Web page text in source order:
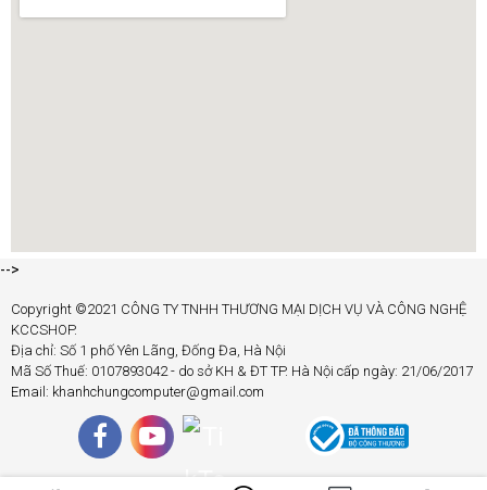
Tóm lại, dòng sản phẩm RAM Corsair không chỉ là một
giải pháp tuyệt vời để nâng cấp hiệu suất máy tính, mà còn
mang đến một trải nghiệm đẳng cấp với tốc độ, hiệu năng
và ánh sáng RGB độc đáo. Với sự cam kết về chất lượng
-->
Copyright ©2021 CÔNG TY TNHH THƯƠNG MẠI DỊCH VỤ VÀ CÔNG NGHỆ
KCCSHOP.
Địa chỉ: Số 1 phố Yên Lãng, Đống Đa, Hà Nội
Mã Số Thuế: 0107893042 - do sở KH & ĐT TP. Hà Nội cấp ngày: 21/06/2017
Email: khanhchungcomputer@gmail.com